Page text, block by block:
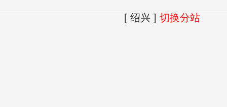
[ 绍兴 ] 切换分站